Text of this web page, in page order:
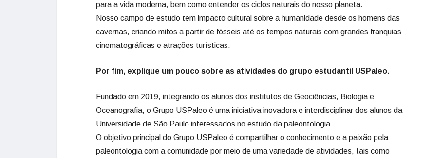
para a vida moderna, bem como entender os ciclos naturais do nosso planeta.
Nosso campo de estudo tem impacto cultural sobre a humanidade desde os homens das
cavernas, criando mitos a partir de fósseis até os tempos naturais com grandes franquias
cinematográficas e atrações turísticas.
Por fim, explique um pouco sobre as atividades do grupo estudantil USPaleo.
Fundado em 2019, integrando os alunos dos institutos de Geociências, Biologia e
Oceanografia, o Grupo USPaleo é uma iniciativa inovadora e interdisciplinar dos alunos da
Universidade de São Paulo interessados no estudo da paleontologia.
O objetivo principal do Grupo USPaleo é compartilhar o conhecimento e a paixão pela
paleontologia com a comunidade por meio de uma variedade de atividades, tais como